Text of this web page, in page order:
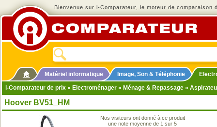
Bienvenue sur i-Comparateur, le moteur de comparaison
Matériel informatique Image, Son & Téléphonie
i-Comparateur de prix » Electroménager » Ménage & Repassage »
Hoover BV51_HM
Nos visiteurs ont donné à ce produit
une note moyenne de 1 sur 5